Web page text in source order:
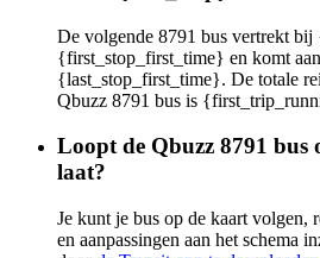
De volgende 8791 bus vertrekt
{first_stop_first_time} en komt
{last_stop_first_time}. De totale
Qbuzz 8791 bus is
Loopt de Qbuzz 8791 bus
laat?
Je kunt je bus op de kaart volgen,
en aanpassingen aan het schema